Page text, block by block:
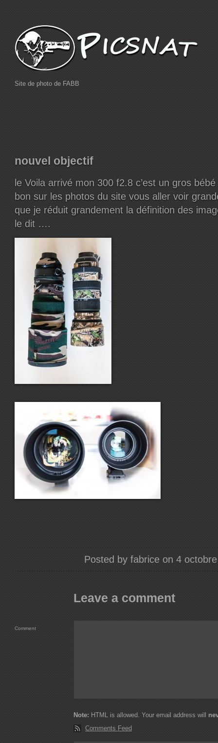
Site de photo de FABB
nouvel objectif
le Voila arrivé mon 300 f2.8 c’est un gros
bon sur les photos du site vous aller voir
que je réduit grandement la définition des
le dit ….
Posted by fabrice on 4
Leave a comment
Comment
Note: HTML is allowed. Your email address will
Comments Feed